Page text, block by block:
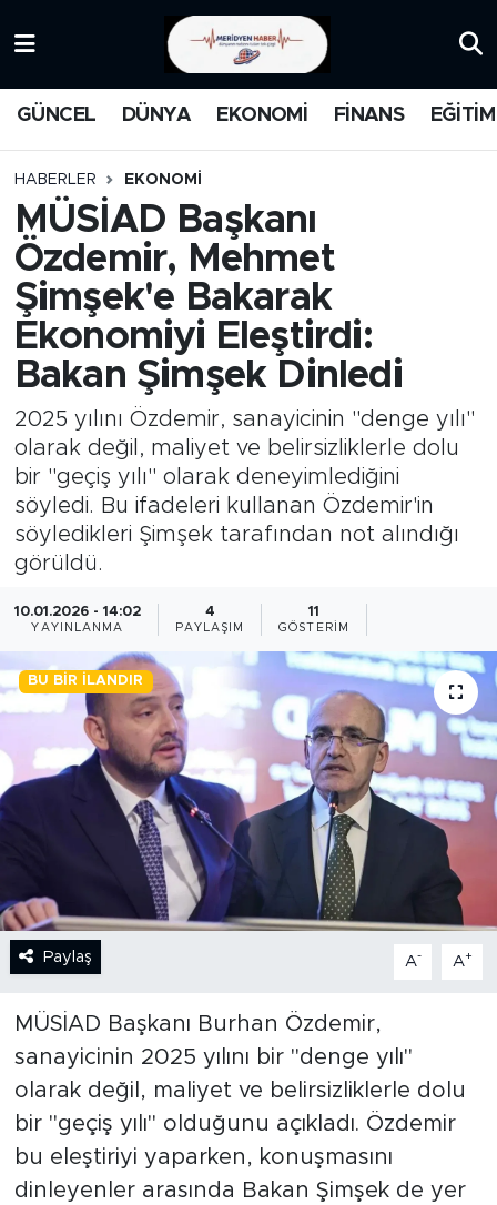
GÜNCEL DÜNYA EKONOMİ FİNANS EĞİTİM
HABERLER EKONOMİ
MÜSİAD Başkanı
Özdemir, Mehmet
Şimşek'e Bakarak
Ekonomiyi Eleştirdi:
Bakan Şimşek Dinledi
2025 yılını Özdemir, sanayicinin "denge yılı"
olarak değil, maliyet ve belirsizliklerle dolu
bir "geçiş yılı" olarak deneyimlediğini
söyledi. Bu ifadeleri kullanan Özdemir'in
söyledikleri Şimşek tarafından not alındığı
görüldü.
10.01.2026 - 14:02
YAYINLANMA
4
PAYLAŞIM
11
GÖSTERIM
BU BIR İLANDIR
Paylaş A- A+
MÜSİAD Başkanı Burhan Özdemir,
sanayicinin 2025 yılını bir "denge yılı"
olarak değil, maliyet ve belirsizliklerle dolu
bir "geçiş yılı" olduğunu açıkladı. Özdemir
bu eleştiriyi yaparken, konuşmasını
dinleyenler arasında Bakan Şimşek de yer
MANŞET
MEDYA
FİNANS
DÜNYA
GÜNCEL
KARİKATÜR
BİLİM-TEKNOLOJİ
ANALİZ
NOSTALJİ
KULİS
YAZARLAR
POLİTİKA
SPOR
KÜLTÜR SANAT
YAŞAM
İstanbul Namaz Vakitleri
Trafik Durumu
Süper Lig Puan Durumu ve Fikstür
Tüm Manşetler
Son Dakika Haberleri
Haber Arşivi